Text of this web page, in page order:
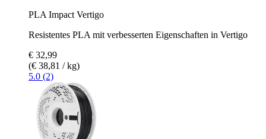
PLA Impact Vertigo
Resistentes PLA mit verbesserten Eigenschaften in Vertigo
€ 32,99
(€ 38,81 / kg)
5.0 (2)